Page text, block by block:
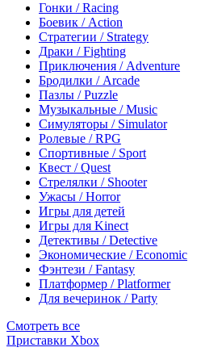
Гонки / Racing
Боевик / Action
Стратегии / Strategy
Драки / Fighting
Приключения / Adventure
Бродилки / Arcade
Пазлы / Puzzle
Музыкальные / Music
Симуляторы / Simulator
Ролевые / RPG
Спортивные / Sport
Квест / Quest
Стрелялки / Shooter
Ужасы / Horror
Игры для детей
Игры для Kinect
Детективы / Detective
Экономические / Economic
Фэнтези / Fantasy
Платформер / Platformer
Для вечеринок / Party
Смотреть все
Приставки Xbox